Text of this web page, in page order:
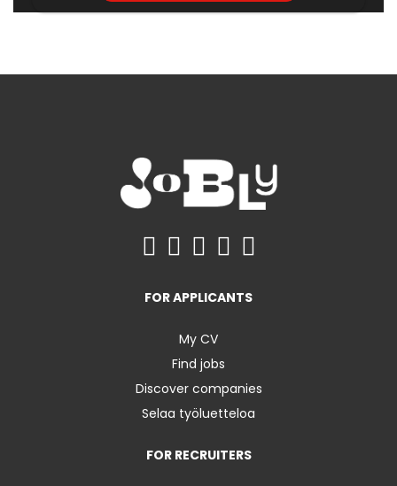
FOR APPLICANTS
My CV
Find jobs
Discover companies
Selaa työluetteloa
FOR RECRUITERS